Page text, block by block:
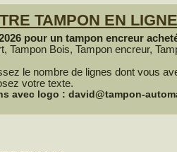
TAMPON EN LIGNE
pour un tampon encreur
Tampon Bois, Tampon encreur,
le nombre de lignes dont vous
votre texte.
avec logo : david@tampon-